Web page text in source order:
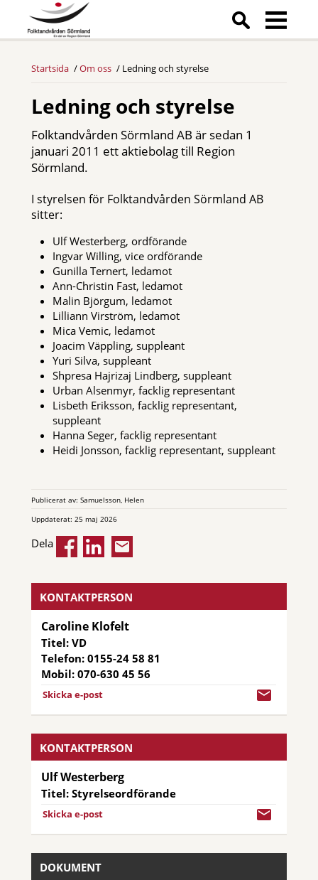
Startsida Om oss Ledning och styrelse
Ledning och styrelse
Folktandvården Sörmland AB är sedan 1
januari 2011 ett aktiebolag till Region
Sörmland.
I styrelsen för Folktandvården Sörmland AB
sitter:
Ulf Westerberg, ordförande
Ingvar Willing, vice ordförande
Gunilla Ternert, ledamot
Ann-Christin Fast, ledamot
Malin Björgum, ledamot
Lilliann Virström, ledamot
Mica Vemic, ledamot
Joacim Väppling, suppleant
Yuri Silva, suppleant
Shpresa Hajrizaj Lindberg, suppleant
Urban Alsenmyr, facklig representant
Lisbeth Eriksson, facklig representant,
suppleant
Hanna Seger, facklig representant
Heidi Jonsson, facklig representant, suppleant
Publicerat av: Samuelsson, Helen
Uppdaterat: 25 maj 2026
Dela
KONTAKTPERSON
Caroline Klofelt
Titel: VD
Telefon: 0155-24 58 81
Mobil: 070-630 45 56
Skicka e-post
KONTAKTPERSON
Ulf Westerberg
Titel: Styrelseordförande
Skicka e-post
DOKUMENT